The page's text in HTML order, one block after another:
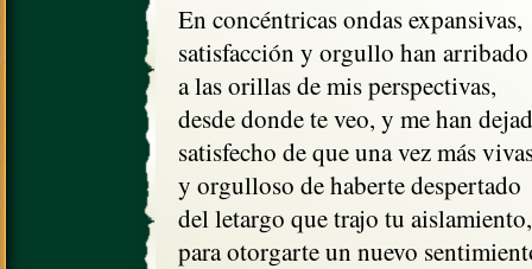
En concéntricas ondas expansivas,
satisfacción y orgullo han arribado
a las orillas de mis perspectivas,
desde donde te veo, y me han
satisfecho de que una vez más
y orgulloso de haberte despertado
del letargo que trajo tu aislamiento,
para otorgarte un nuevo